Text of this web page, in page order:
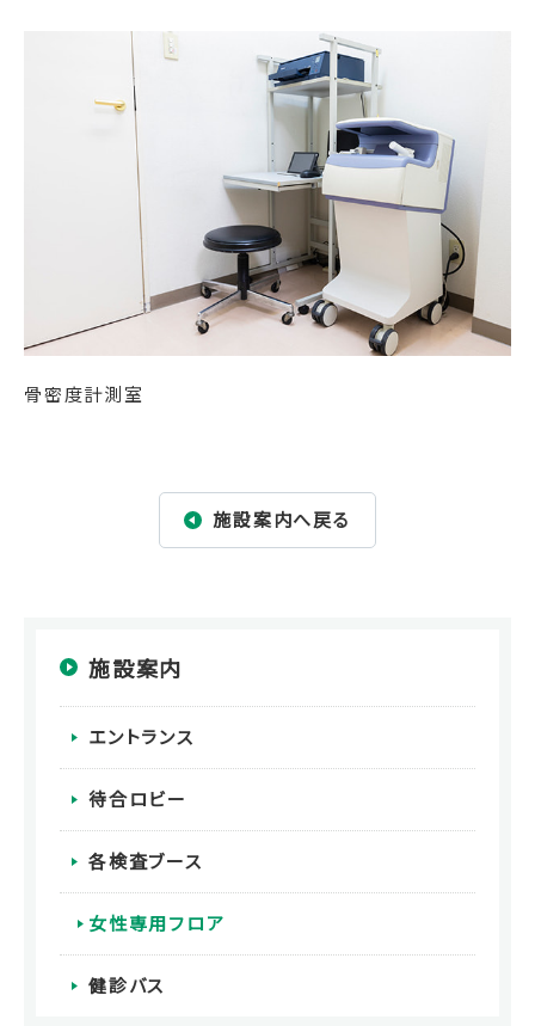
骨密度計測室
施設案内へ戻る
施設案内
エントランス
待合ロビー
各検査ブース
女性専用フロア
健診バス